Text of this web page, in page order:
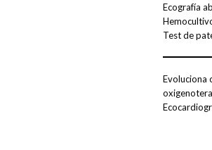
Ecografía
Test de
Evoluciona